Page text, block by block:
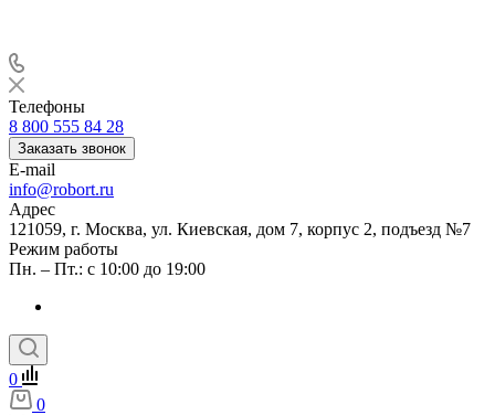
Телефоны
8 800 555 84 28
Заказать звонок
E-mail
info@robort.ru
Адрес
121059, г. Москва, ул. Киевская, дом 7, корпус 2, подъезд №7
Режим работы
Пн. – Пт.: с 10:00 до 19:00
0
0